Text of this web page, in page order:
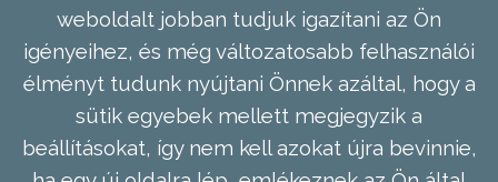
weboldalt jobban tudjuk igazítani az Ön
igényeihez, és még változatosabb felhasználói
élményt tudunk nyújtani Önnek azáltal, hogy a
sütik egyebek mellett megjegyzik a
beállításokat, így nem kell azokat újra bevinnie,